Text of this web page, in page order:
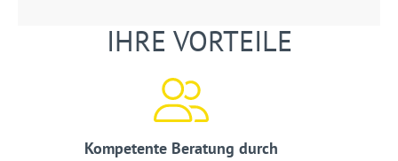
IHRE VORTEILE
Kompetente Beratung durch